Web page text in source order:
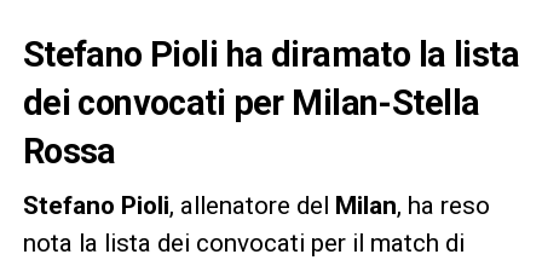
Stefano Pioli ha diramato la lista
dei convocati per Milan-Stella
Rossa
Stefano Pioli, allenatore del Milan, ha reso
nota la lista dei convocati per il match di